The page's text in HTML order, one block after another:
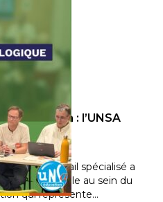
: l’UNSA
lignes
de travail spécialisé a
de l’Ecole au sein du
qui représente…